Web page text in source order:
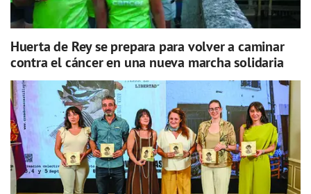
Huerta de Rey se prepara para volver a caminar
contra el cáncer en una nueva marcha solidaria